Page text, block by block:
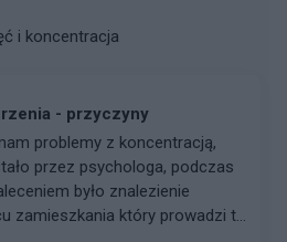
i koncentracja
- przyczyny
problemy z koncentracją,
przez psychologa, podczas
było znalezienie
zamieszkania który prowadzi t...